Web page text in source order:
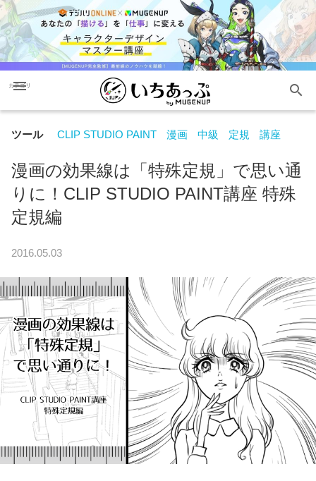
menu
カテゴリ search
ツール CLIP STUDIO PAINT 漫画 中級 定規 講座
漫画の効果線は「特殊定規」で思い通
りに！CLIP STUDIO PAINT講座 特殊
定規編
2016.05.03